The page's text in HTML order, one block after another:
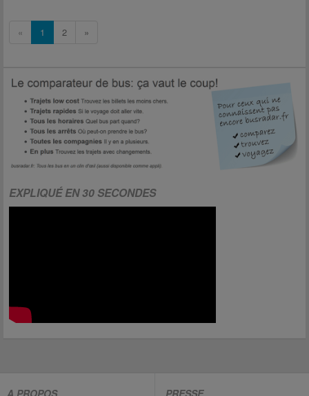
« 1 2 »
EXPLIQUÉ EN 30 SECONDES
A PROPOS PRESSE